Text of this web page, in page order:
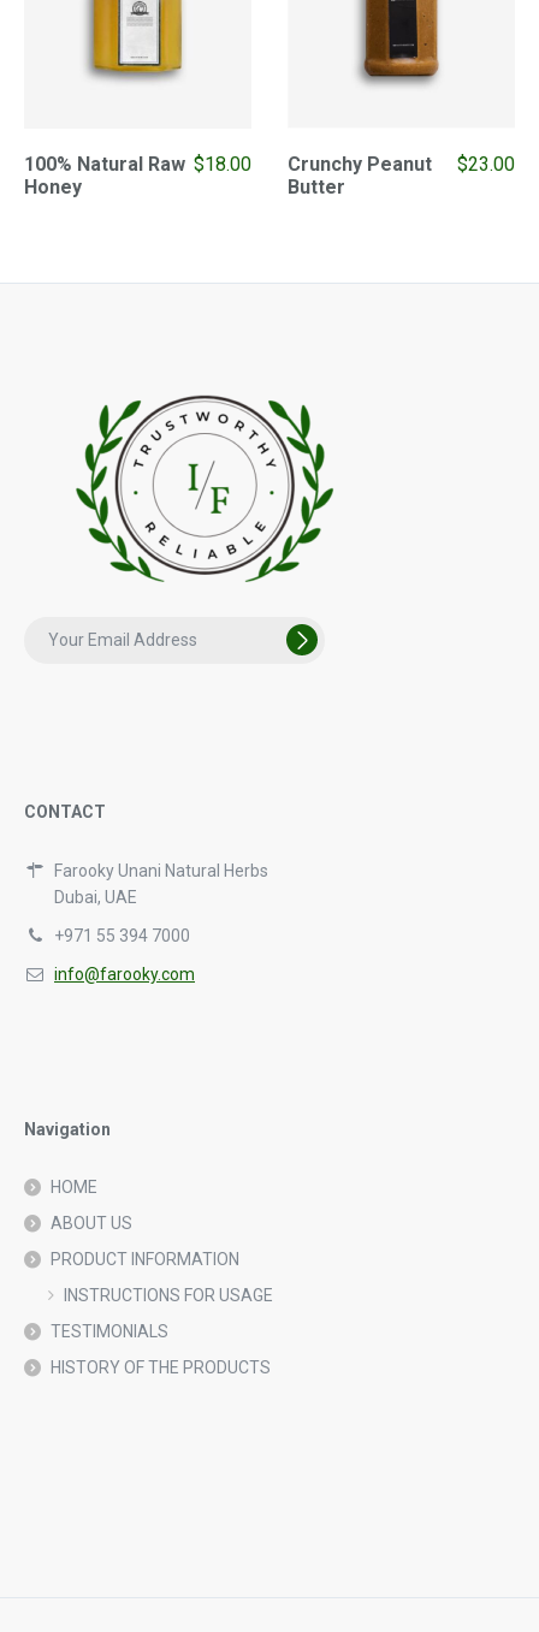
100% Natural Raw
Honey
$18.00
Crunchy Peanut
Butter
$23.00
CONTACT
Farooky Unani Natural Herbs
Dubai, UAE
+971 55 394 7000
info@farooky.com
Navigation
HOME
ABOUT US
PRODUCT INFORMATION
INSTRUCTIONS FOR USAGE
TESTIMONIALS
HISTORY OF THE PRODUCTS